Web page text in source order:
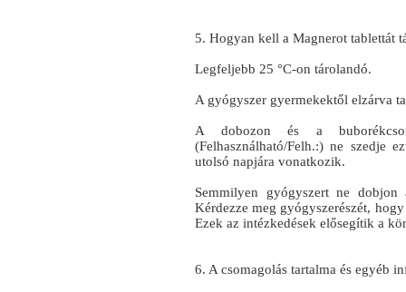
5. Hogyan kell a Magnerot tablettát
Legfeljebb 25 °C-on tárolandó.
A gyógyszer gyermekektől elzárva
A dobozon és a
(Felhasználható/Felh.:) ne szedje
utolsó napjára vonatkozik.
Semmilyen gyógyszert ne
Kérdezze meg gyógyszerészét,
Ezek az intézkedések elősegítik a
6. A csomagolás tartalma és egyéb